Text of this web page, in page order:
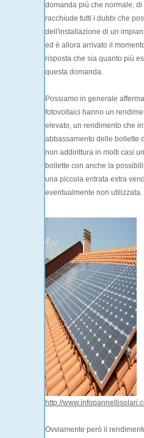
domanda più che normale,
racchiude tutti i dubbi che
dell'installazione di un
ed è allora arrivato il
risposta che sia quanto più
questa domanda.
Possiamo in generale
fotovoltaici hanno un
elevato, un rendimento che
abbassamento delle bollette
non addirittura in molti casi
bollette con anche la
una piccola entrata extra
eventualmente non utilizzata.
http://
Ovviamente però il